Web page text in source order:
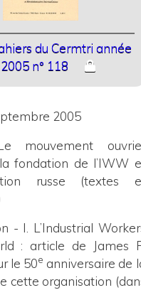
du Cermtri année
2005 n° 118
2005
mouvement
fondation de l’IWW
russe (textes
- I. L’Industrial
: article de James
le 50e anniversaire de
cette organisation